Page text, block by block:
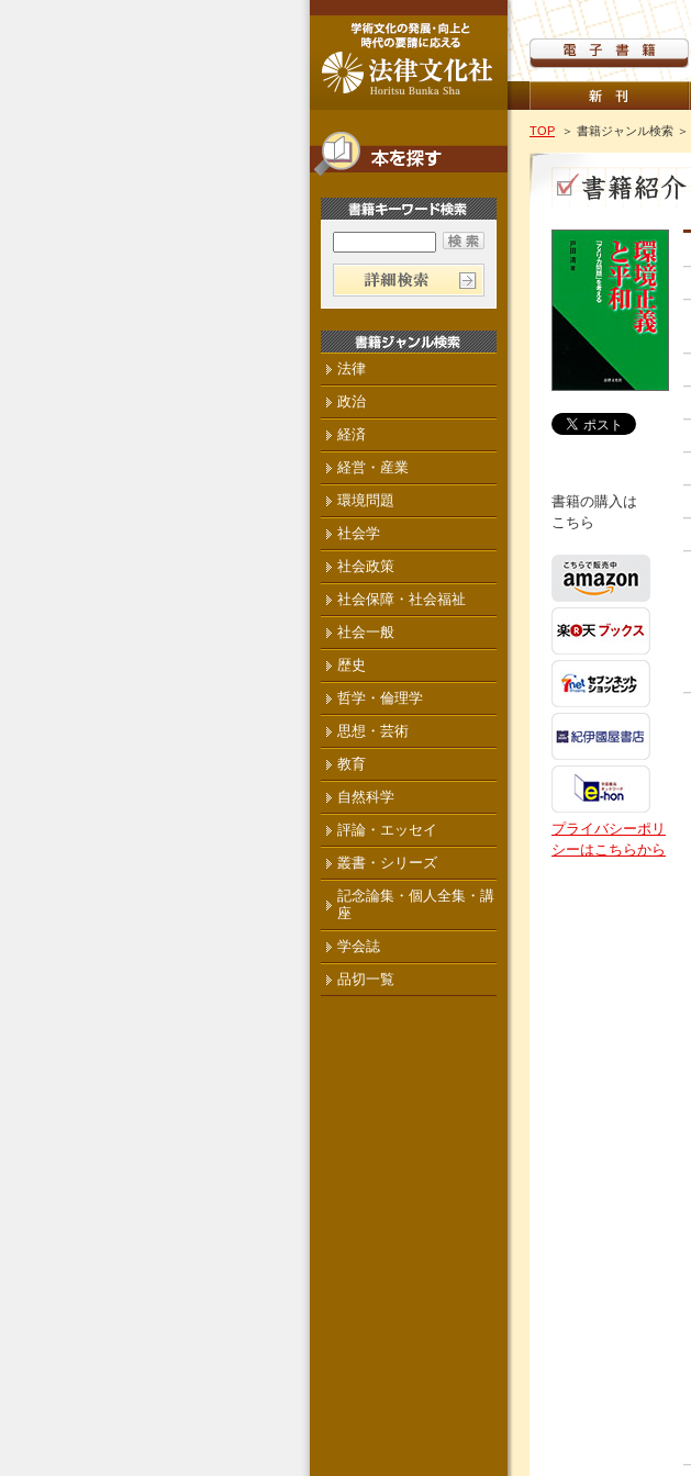
TOP ＞ 書籍ジャンル検索 ＞
書籍の購入は
こちら
プライバシーポリ
シーはこちらから
法律
政治
経済
経営・産業
環境問題
社会学
社会政策
社会保障・社会福祉
社会一般
歴史
哲学・倫理学
思想・芸術
教育
自然科学
評論・エッセイ
叢書・シリーズ
記念論集・個人全集・講
座
学会誌
品切一覧